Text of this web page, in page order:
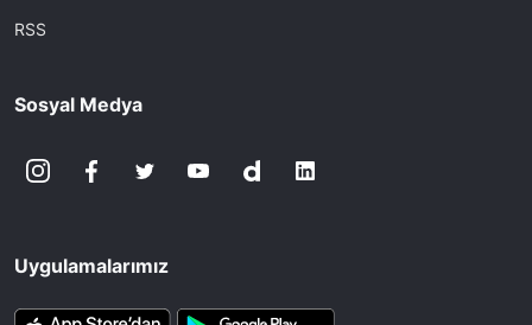
RSS
Sosyal Medya
Uygulamalarımız